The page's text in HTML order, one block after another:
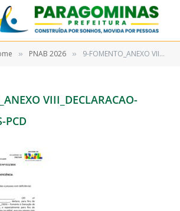
» PNAB 2026 » 9-FOMENTO_ANEXO VIII_declaracao-para-cotas-pcd
VIII_DECLARACAO-
PCD